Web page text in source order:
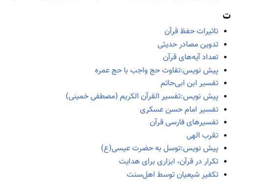
ت
تاثیرات حفظ قرآن
تدوین مصادر حدیثی
تعداد آیه‌های قرآن
پیش نویس:تفاوت حج واجب با حج عمره
تفسیر ابن ابی‌حاتم
پیش نویس:تفسیر القرآن الکریم (مصطفی خمینی)
تفسیر امام حسن عسکری
تفسیرهای فارسی قرآن
تقرب الهی
پیش نویس:توسل به حضرت عیسی(ع)
تکرار در قرآن، ابزاری برای هدایت
تکفیر شیعیان توسط اهل‌سنت